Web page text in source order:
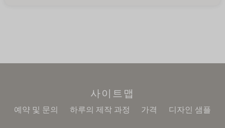
사이트맵
예약 및 문의 하루의 제작 과정 가격 디자인 샘플